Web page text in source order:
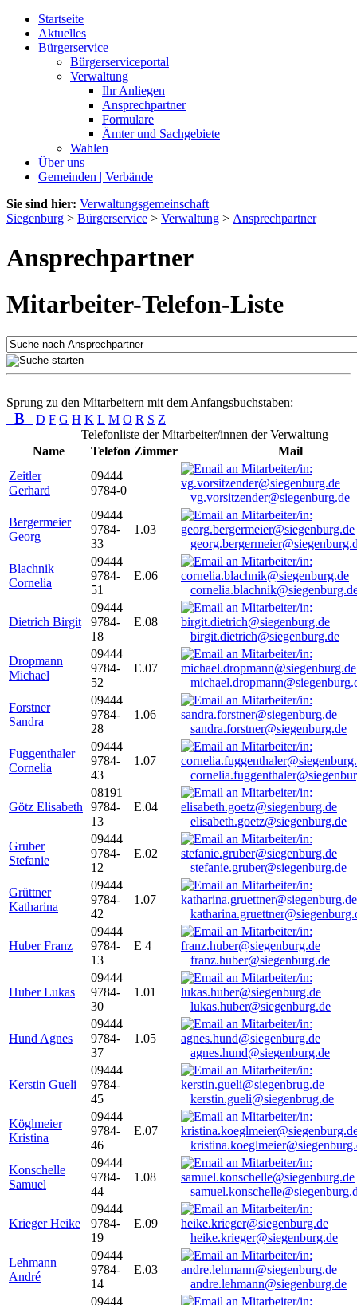
Startseite
Aktuelles
Bürgerservice
Bürgerserviceportal
Verwaltung
Ihr Anliegen
Ansprechpartner
Formulare
Ämter und Sachgebiete
Wahlen
Über uns
Gemeinden | Verbände
Sie sind hier: Verwaltungsgemeinschaft
Siegenburg > Bürgerservice > Verwaltung > Ansprechpartner
Ansprechpartner
Mitarbeiter-Telefon-Liste
Sprung zu den Mitarbeitern mit dem Anfangsbuchstaben:
B D F G H K L M O R S Z
Telefonliste der Mitarbeiter/innen der Verwaltung
Name
Telefon Zimmer
Mail
Zeitler
Gerhard
09444
9784-0
vg.vorsitzender@siegenburg.de
Bergermeier
Georg
09444
9784-
33
1.03
Blachnik
Cornelia
09444
9784-
51
E.06
Dietrich Birgit
09444
9784-
18
E.08
birgit.dietrich@siegenburg.de
Dropmann
Michael
09444
9784-
52
E.07
Forstner
Sandra
09444
9784-
28
1.06
sandra.forstner@siegenburg.de
Fuggenthaler
Cornelia
09444
9784-
43
1.07
Götz Elisabeth
08191
9784-
13
E.04
elisabeth.goetz@siegenburg.de
Gruber
Stefanie
09444
9784-
12
E.02
stefanie.gruber@siegenburg.de
Grüttner
Katharina
09444
9784-
42
1.07
Huber Franz
09444
9784-
13
E 4
franz.huber@siegenburg.de
Huber Lukas
09444
9784-
30
1.01
lukas.huber@siegenburg.de
Hund Agnes
09444
9784-
37
1.05
agnes.hund@siegenburg.de
Kerstin Gueli
09444
9784-
45
kerstin.gueli@siegenbrug.de
Köglmeier
Kristina
09444
9784-
46
E.07
Konschelle
Samuel
09444
9784-
44
1.08
Krieger Heike
09444
9784-
19
E.09
heike.krieger@siegenburg.de
Lehmann
André
09444
9784-
14
E.03
andre.lehmann@siegenburg.de
09444